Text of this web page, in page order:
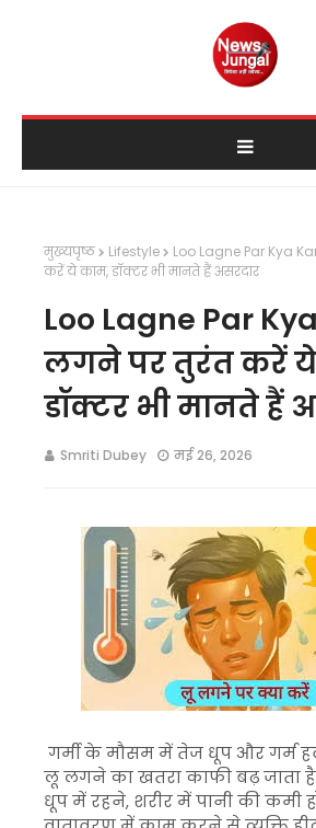
मुख्यपृष्ठ Lifestyle
Loo Lagne Par Kya
करें ये काम, डॉक्टर भी मानते हैं असरदार
Loo Lagne Par
लगने पर तुरंत करें
डॉक्टर भी मानते हैं
Smriti Dubey मई 26, 2026
गर्मी के मौसम में तेज धूप और गर्म
लू लगने का खतरा काफी बढ़ जाता
धूप में रहने, शरीर में पानी की कमी